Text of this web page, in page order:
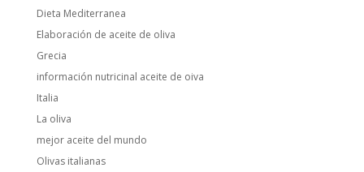
Dieta Mediterranea
Elaboración de aceite de oliva
Grecia
información nutricinal aceite de oiva
Italia
La oliva
mejor aceite del mundo
Olivas italianas